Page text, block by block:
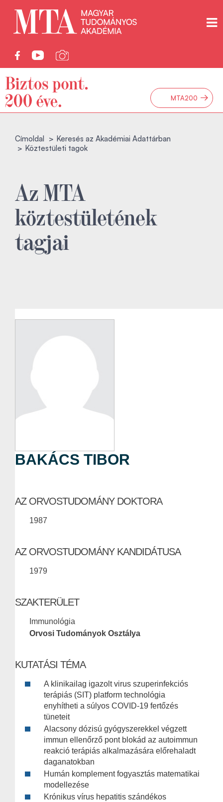
MTA200 →
Címoldal
Keresés az Akadémiai Adattárban
Köztestületi tagok
Az MTA
köztestületének
tagjai
BAKÁCS TIBOR
AZ ORVOSTUDOMÁNY DOKTORA
1987
AZ ORVOSTUDOMÁNY KANDIDÁTUSA
1979
SZAKTERÜLET
Immunológia
Orvosi Tudományok Osztálya
KUTATÁSI TÉMA
A klinikailag igazolt virus szuperinfekciós
terápiás (SIT) platform technológia
enyhítheti a súlyos COVID-19 fertőzés
tüneteit
Alacsony dózisú gyógyszerekkel végzett
immun ellenőrző pont blokád az autoimmun
reakció terápiás alkalmazására előrehaladt
daganatokban
Humán komplement fogyasztás matematikai
modellezése
Krónikus vírus hepatitis szándékos